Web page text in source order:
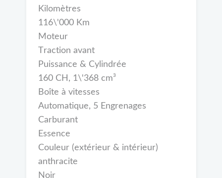
Kilomètres
116\'000 Km
Moteur
Traction avant
Puissance & Cylindrée
160 CH, 1\'368 cm³
Boîte à vitesses
Automatique, 5 Engrenages
Carburant
Essence
Couleur (extérieur & intérieur)
anthracite
Noir